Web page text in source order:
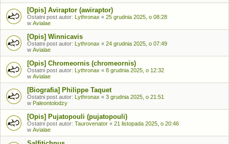
[Opis] Aviraptor (awiraptor)
Ostatni post autor: Lythronax « 25 grudnia 2025, o 08:28
w Avialae
[Opis] Winnicavis
Ostatni post autor: Lythronax « 24 grudnia 2025, o 07:49
w Avialae
[Opis] Chromeornis (chromeornis)
Ostatni post autor: Lythronax « 8 grudnia 2025, o 12:32
w Avialae
[Biografia] Philippe Taquet
Ostatni post autor: Lythronax « 3 grudnia 2025, o 21:51
w Paleontolodzy
[Opis] Pujatopouli (pujatopouli)
Ostatni post autor: Taurovenator « 21 listopada 2025, o 20:46
w Avialae